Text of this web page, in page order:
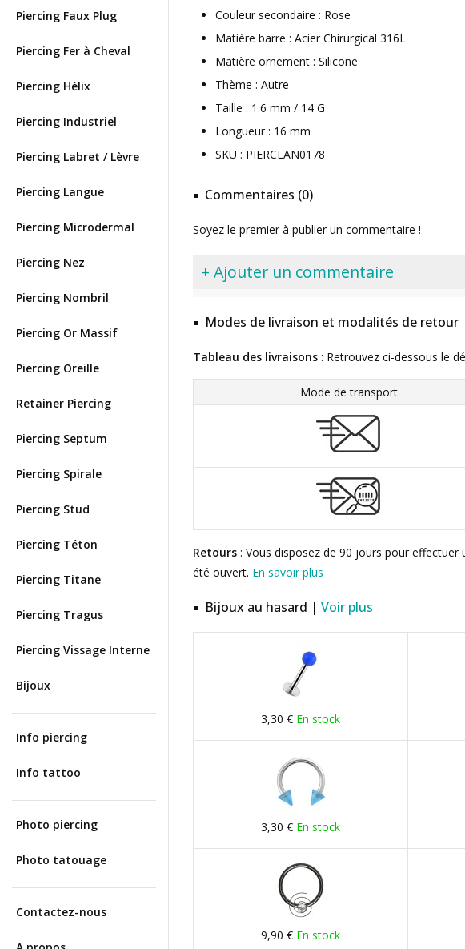
Piercing Faux Plug
Piercing Fer à Cheval
Piercing Hélix
Piercing Industriel
Piercing Labret / Lèvre
Piercing Langue
Piercing Microdermal
Piercing Nez
Piercing Nombril
Piercing Or Massif
Piercing Oreille
Retainer Piercing
Piercing Septum
Piercing Spirale
Piercing Stud
Piercing Téton
Piercing Titane
Piercing Tragus
Piercing Vissage Interne
Bijoux
Info piercing
Info tattoo
Photo piercing
Photo tatouage
Contactez-nous
Couleur secondaire : Rose
Matière barre : Acier Chirurgical 316L
Matière ornement : Silicone
Thème : Autre
Taille : 1.6 mm / 14 G
Longueur : 16 mm
SKU : PIERCLAN0178
Commentaires (0)
Soyez le premier à publier un commentaire !
+ Ajouter un commentaire
Modes de livraison et modalités de retour
Tableau des livraisons : Retrouvez ci-dessous le
Mode de transport
Retours : Vous disposez de 90 jours pour
été ouvert. En savoir plus
Bijoux au hasard | Voir plus
3,30 € En stock
3,30 € En stock
9,90 € En stock